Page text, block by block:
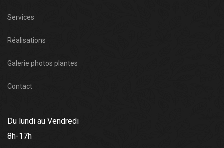
Services
Réalisations
Galerie photos plantes
Contact
Du lundi au Vendredi
8h-17h